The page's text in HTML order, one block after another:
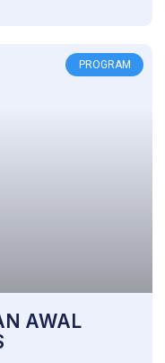
PROGRAM
AWAL